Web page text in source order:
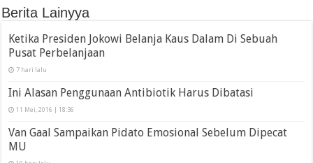
Berita Lainyya
Ketika Presiden Jokowi Belanja Kaus Dalam Di Sebuah
Pusat Perbelanjaan
7 hari lalu
Ini Alasan Penggunaan Antibiotik Harus Dibatasi
11 Mei, 2016 | 18:36
Van Gaal Sampaikan Pidato Emosional Sebelum Dipecat
MU